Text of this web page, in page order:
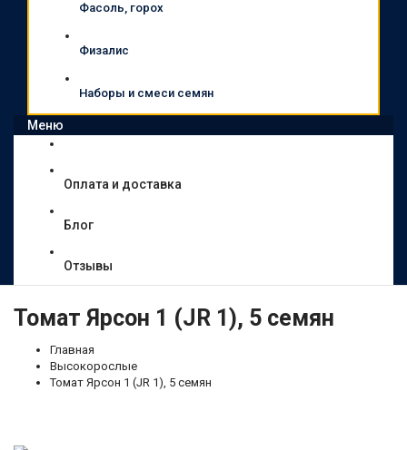
Фасоль, горох
Физалис
Наборы и смеси семян
Меню
Оплата и доставка
Блог
Отзывы
Томат Ярсон 1 (JR 1), 5 семян
Главная
Высокорослые
Томат Ярсон 1 (JR 1), 5 семян